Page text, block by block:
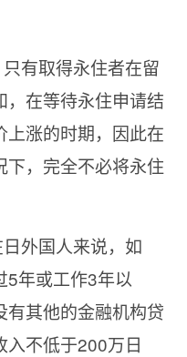
有取得永住者在留
，在等待永住申请结
上涨的时期，因此在
下，完全不必将永住
外国人来说，如
5年或工作3年以
有其他的金融机构贷
入不低于200万日